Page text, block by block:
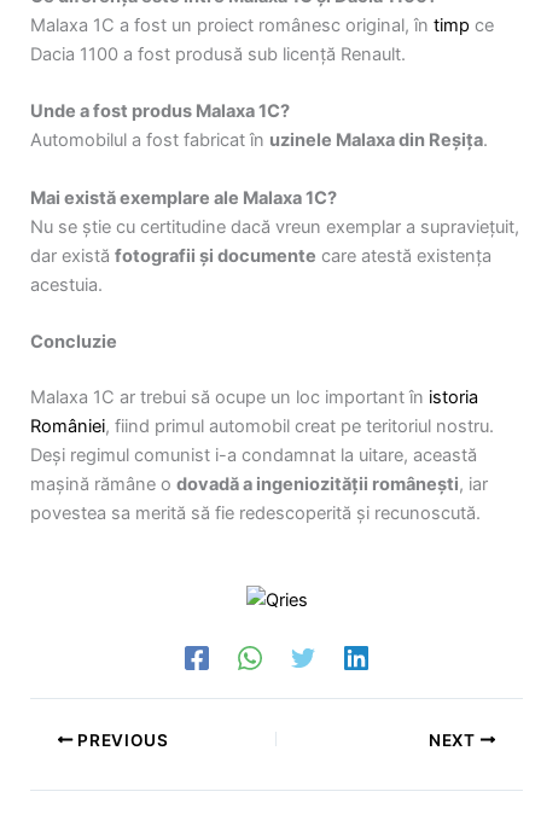
Malaxa 1C a fost un proiect românesc original, în timp ce
Dacia 1100 a fost produsă sub licență Renault.
Unde a fost produs Malaxa 1C?
Automobilul a fost fabricat în uzinele Malaxa din Reșița.
Mai există exemplare ale Malaxa 1C?
Nu se știe cu certitudine dacă vreun exemplar a supraviețuit,
dar există fotografii și documente care atestă existența
acestuia.
Concluzie
Malaxa 1C ar trebui să ocupe un loc important în istoria
României, fiind primul automobil creat pe teritoriul nostru.
Deși regimul comunist i-a condamnat la uitare, această
mașină rămâne o dovadă a ingeniozității românești, iar
povestea sa merită să fie redescoperită și recunoscută.
PREVIOUS NEXT